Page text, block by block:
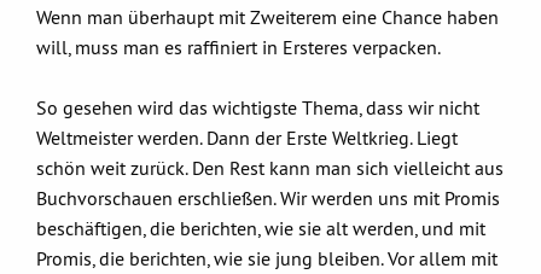
Wenn man überhaupt mit Zweiterem eine Chance haben
will, muss man es raffiniert in Ersteres verpacken.
So gesehen wird das wichtigste Thema, dass wir nicht
Weltmeister werden. Dann der Erste Weltkrieg. Liegt
schön weit zurück. Den Rest kann man sich vielleicht aus
Buchvorschauen erschließen. Wir werden uns mit Promis
beschäftigen, die berichten, wie sie alt werden, und mit
Promis, die berichten, wie sie jung bleiben. Vor allem mit